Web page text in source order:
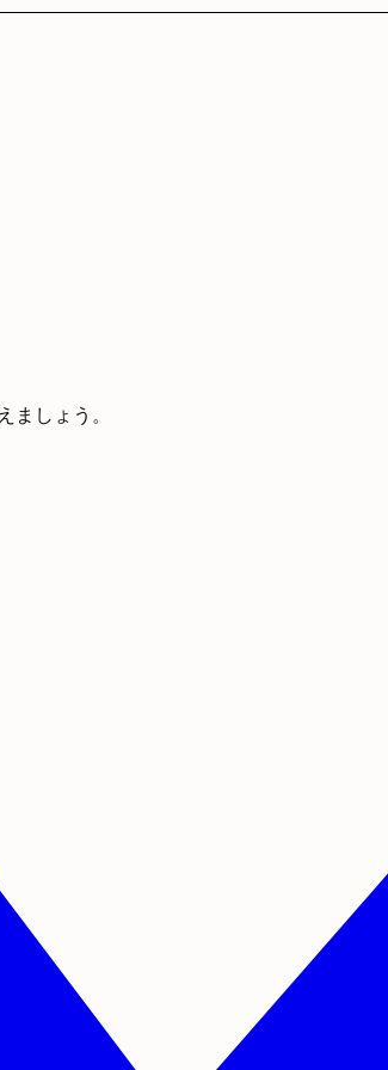
しょう。